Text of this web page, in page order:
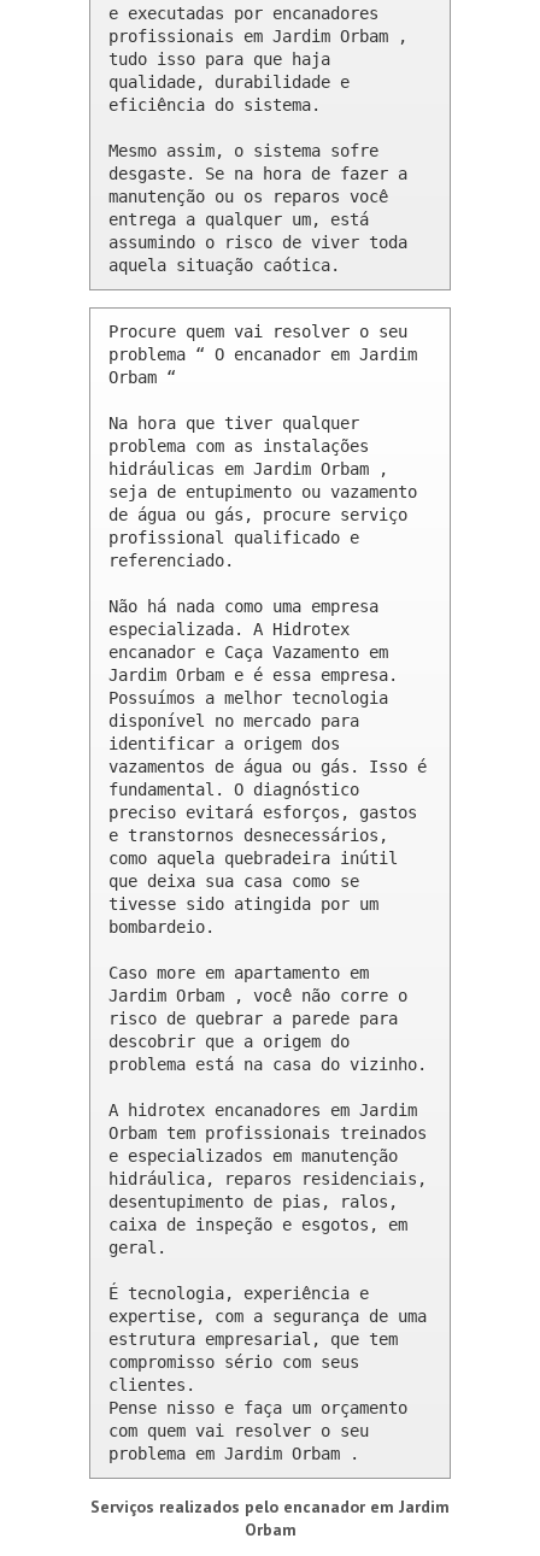
e executadas por encanadores
profissionais em Jardim Orbam ,
tudo isso para que haja
qualidade, durabilidade e
eficiência do sistema.
Mesmo assim, o sistema sofre
desgaste. Se na hora de fazer a
manutenção ou os reparos você
entrega a qualquer um, está
assumindo o risco de viver toda
aquela situação caótica.
Procure quem vai resolver o seu
problema “ O encanador em Jardim
Orbam “
Na hora que tiver qualquer
problema com as instalações
hidráulicas em Jardim Orbam ,
seja de entupimento ou vazamento
de água ou gás, procure serviço
profissional qualificado e
referenciado.
Não há nada como uma empresa
especializada. A Hidrotex
encanador e Caça Vazamento em
Jardim Orbam e é essa empresa.
Possuímos a melhor tecnologia
disponível no mercado para
identificar a origem dos
vazamentos de água ou gás. Isso é
fundamental. O diagnóstico
preciso evitará esforços, gastos
e transtornos desnecessários,
como aquela quebradeira inútil
que deixa sua casa como se
tivesse sido atingida por um
bombardeio.
Caso more em apartamento em
Jardim Orbam , você não corre o
risco de quebrar a parede para
descobrir que a origem do
problema está na casa do vizinho.
A hidrotex encanadores em Jardim
Orbam tem profissionais treinados
e especializados em manutenção
hidráulica, reparos residenciais,
desentupimento de pias, ralos,
caixa de inspeção e esgotos, em
geral.
É tecnologia, experiência e
expertise, com a segurança de uma
estrutura empresarial, que tem
compromisso sério com seus
clientes.
Pense nisso e faça um orçamento
com quem vai resolver o seu
problema em Jardim Orbam .
Serviços realizados pelo encanador em Jardim
Orbam